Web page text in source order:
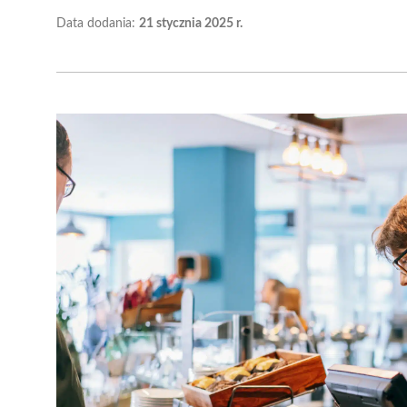
Data dodania: 21 stycznia 2025 r.